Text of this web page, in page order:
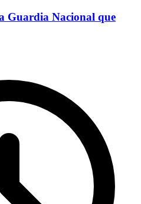
Guardia Nacional que